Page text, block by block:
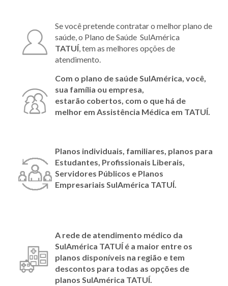
Se você pretende contratar o melhor plano de
saúde, o Plano de Saúde SulAmérica
TATUÍ, tem as melhores opções de
atendimento.
Com o plano de saúde SulAmérica, você,
sua família ou empresa,
estarão cobertos, com o que há de
melhor em Assistência Médica em TATUÍ.
Planos individuais, familiares, planos para
Estudantes, Profissionais Liberais,
Servidores Públicos e Planos
Empresariais SulAmérica TATUÍ.
A rede de atendimento médico da
SulAmérica TATUÍé a maior entre os
planos disponíveis na região e tem
descontos para todas as opções de
planos SulAmérica TATUÍ.